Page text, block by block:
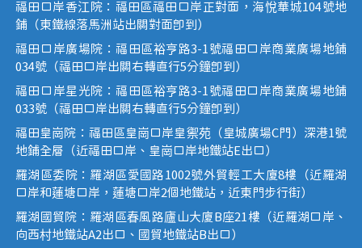
福田口岸香江院：福田區福田口岸正對面，海悅華城104號地
鋪（東鐵線落馬洲站出關對面即到）
福田口岸廣場院：福田區裕亨路3-1號福田口岸商業廣場地鋪
034號（福田口岸出關右轉直行5分鐘即到）
福田口岸星光院：福田區裕亨路3-1號福田口岸商業廣場地鋪
033號（福田口岸出關右轉直行5分鐘即到）
福田皇崗院：福田區皇崗口岸皇禦苑（皇城廣場C門）深港1號
地鋪全層（近福田口岸、皇崗口岸地鐵站E出口）
羅湖區委院：羅湖區愛國路1002號外貿輕工大廈8樓（近羅湖
口岸和蓮塘口岸，蓮塘口岸2個地鐵站，近東門步行街）
羅湖國貿院：羅湖區春風路廬山大廈B座21樓（近羅湖口岸、
向西村地鐵站A2出口、國貿地鐵站B出口）